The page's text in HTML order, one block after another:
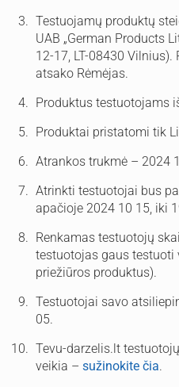
Testuojamų produktų
UAB „German Products
12-17, LT-08430
atsako Rėmėjas.
Produktus testuotojams
Produktai pristatomi tik
Atrankos trukmė – 2024
Atrinkti testuotojai bus
apačioje 2024 10 15, iki
Renkamas testuotojų
testuotojas gaus testuoti
priežiūros produktus).
Testuotojai savo
05.
Tevu-darzelis.lt
veikia – sužinokite čia.